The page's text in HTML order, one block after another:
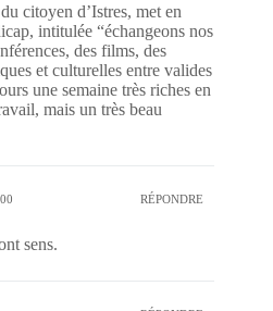
citoyen d’Istres, met en
intitulée “échangeons nos
des films, des
et culturelles entre valides
une semaine très riches en
mais un très beau
RÉPONDRE
sens.